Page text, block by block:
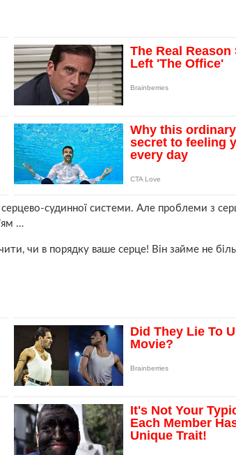
сepцево-судинної системи. Але проблеми з
…
чи в порядку ваше сepце! Він займе не